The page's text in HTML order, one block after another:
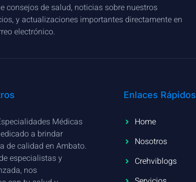
consejos de salud, noticias sobre nuestros
y actualizaciones importantes directamente en
electrónico.
Médicas
a brindar
de calidad en Ambato.
especialistas y
nos
Enlaces Rápidos
Home
Nosotros
Crehviblogs